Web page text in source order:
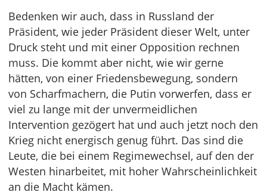
Bedenken wir auch, dass in Russland der
Präsident, wie jeder Präsident dieser Welt, unter
Druck steht und mit einer Opposition rechnen
muss. Die kommt aber nicht, wie wir gerne
hätten, von einer Friedensbewegung, sondern
von Scharfmachern, die Putin vorwerfen, dass er
viel zu lange mit der unvermeidlichen
Intervention gezögert hat und auch jetzt noch den
Krieg nicht energisch genug führt. Das sind die
Leute, die bei einem Regimewechsel, auf den der
Westen hinarbeitet, mit hoher Wahrscheinlichkeit
an die Macht kämen.